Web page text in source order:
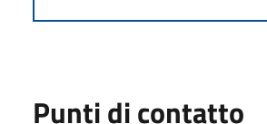
Punti di contatto